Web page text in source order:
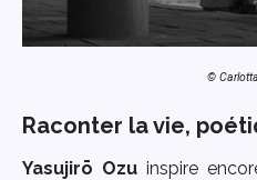
©
Raconter la vie,
Yasujirō Ozuinspire